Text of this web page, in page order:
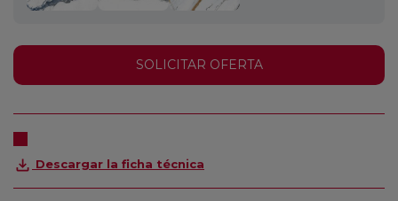
SOLICITAR OFERTA
Descargar la ficha técnica